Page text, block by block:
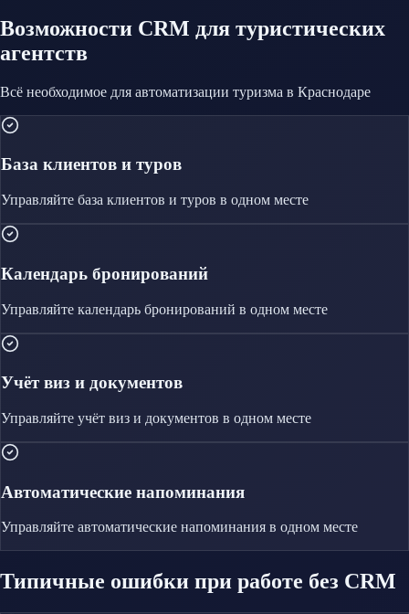
Возможности CRM для туристических
агентств
Всё необходимое для автоматизации туризма в Краснодаре
База клиентов и туров
Управляйте база клиентов и туров в одном месте
Календарь бронирований
Управляйте календарь бронирований в одном месте
Учёт виз и документов
Управляйте учёт виз и документов в одном месте
Автоматические напоминания
Управляйте автоматические напоминания в одном месте
Типичные ошибки при работе без CRM